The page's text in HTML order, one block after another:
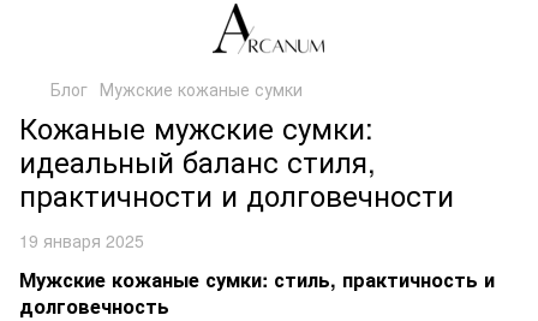
Блог Мужские кожаные сумки
Кожаные мужские сумки:
идеальный баланс стиля,
практичности и долговечности
19 января 2025
Мужские кожаные сумки: стиль, практичность и
долговечность